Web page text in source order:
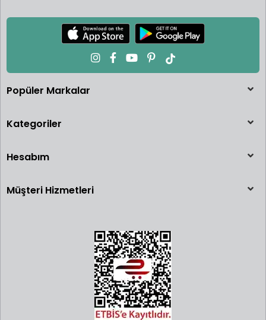
Popüler Markalar
Kategoriler
Hesabım
Müşteri Hizmetleri